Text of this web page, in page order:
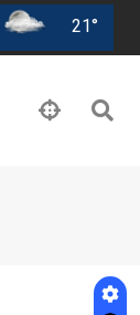
21°